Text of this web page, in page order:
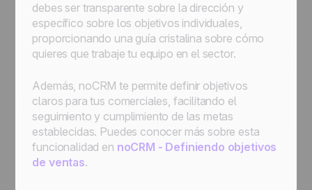
debes ser transparente sobre la dirección y
específico sobre los objetivos individuales,
proporcionando una guía cristalina sobre cómo
quieres que trabaje tu equipo en el sector.
Además, noCRM te permite definir objetivos
claros para tus comerciales, facilitando el
seguimiento y cumplimiento de las metas
establecidas. Puedes conocer más sobre esta
funcionalidad en noCRM - Definiendo objetivos
de ventas.